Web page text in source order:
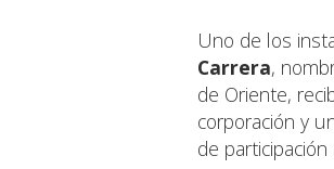
Uno de los
Carrera,
de Oriente,
corporación y
de